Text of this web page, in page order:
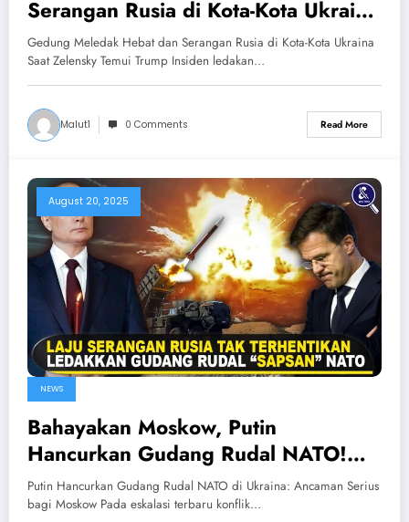
Serangan Rusia di Kota-Kota Ukraina
Saat Zelensky Temui Trump
Gedung Meledak Hebat dan Serangan Rusia di Kota-Kota Ukraina
Saat Zelensky Temui Trump Insiden ledakan…
Malut1 0 Comments Read More
August 20, 2025
NEWS
Bahayakan Moskow, Putin
Hancurkan Gudang Rudal NATO!
Rusia Serang Gudang Rudal Ukraina
Didanai NATO
Putin Hancurkan Gudang Rudal NATO di Ukraina: Ancaman Serius
bagi Moskow Pada eskalasi terbaru konflik…